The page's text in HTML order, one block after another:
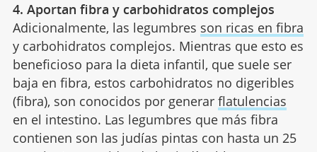
4. Aportan fibra y carbohidratos complejos
Adicionalmente, las legumbres son ricas en fibra
y carbohidratos complejos. Mientras que esto es
beneficioso para la dieta infantil, que suele ser
baja en fibra, estos carbohidratos no digeribles
(fibra), son conocidos por generar flatulencias
en el intestino. Las legumbres que más fibra
contienen son las judías pintas con hasta un 25